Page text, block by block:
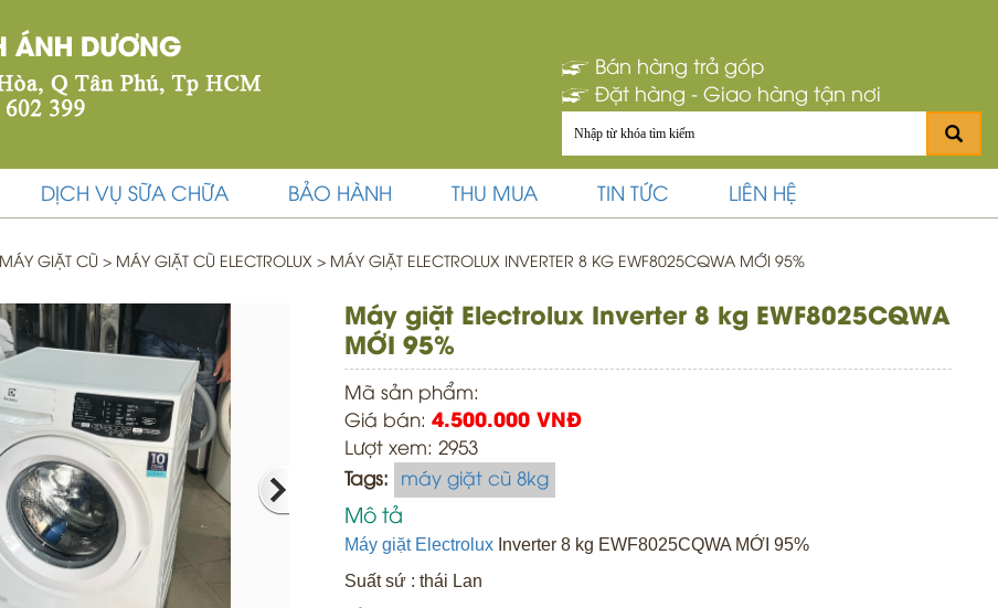
Bán hàng trả góp
Đặt hàng - Giao hàng tận nơi
DỊCH VỤ SỮA CHỮA BẢO HÀNH THU MUA TIN TỨC LIÊN HỆ
MÁY GIẶT CŨ > MÁY GIẶT CŨ ELECTROLUX > MÁY GIẶT ELECTROLUX INVERTER 8 KG EWF8025CQWA MỚI 95%
Máy giặt Electrolux Inverter 8 kg EWF8025CQWA
MỚI 95%
Mã sản phẩm:
Giá bán: 4.500.000 VNĐ
Lượt xem: 2953
Tags:
máy giặt cũ 8kg
Mô tả
Máy giặt ElectroluxInverter 8 kg EWF8025CQWA MỚI 95%
Suất sứ : thái Lan
Khối lượng giặt 8 kg dành cho những gia đình có 3 - 5 thà